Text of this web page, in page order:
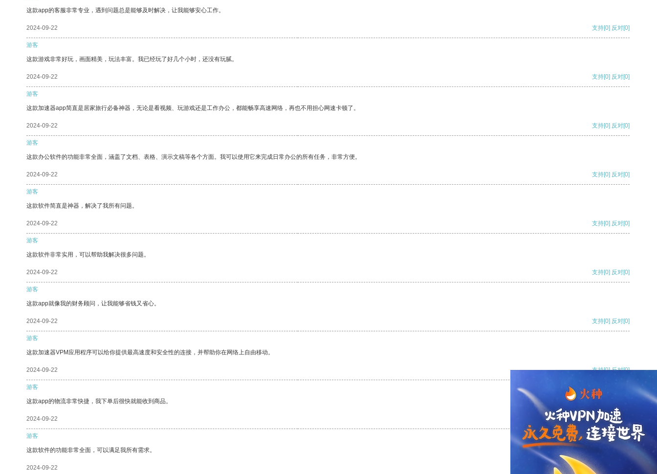
这款app的客服非常专业，遇到问题总是能够及时解决，让我能够安心工作。
2024-09-22 支持[0] 反对[0]
游客
这款游戏非常好玩，画面精美，玩法丰富。我已经玩了好几个小时，还没有玩腻。
2024-09-22 支持[0] 反对[0]
游客
这款加速器app简直是居家旅行必备神器，无论是看视频、玩游戏还是工作办公，都能畅享高速网络，再也不用担心网速卡顿了。
2024-09-22 支持[0] 反对[0]
游客
这款办公软件的功能非常全面，涵盖了文档、表格、演示文稿等各个方面。我可以使用它来完成日常办公的所有任务，非常方便。
2024-09-22 支持[0] 反对[0]
游客
这款软件简直是神器，解决了我所有问题。
2024-09-22 支持[0] 反对[0]
游客
这款软件非常实用，可以帮助我解决很多问题。
2024-09-22 支持[0] 反对[0]
游客
这款app就像我的财务顾问，让我能够省钱又省心。
2024-09-22 支持[0] 反对[0]
游客
这款加速器VPM应用程序可以给你提供最高速度和安全性的连接，并帮助你在网络上自由移动。
2024-09-22 支持[0] 反对[0]
游客
这款app的物流非常快捷，我下单后很快就能收到商品。
2024-09-22 支持[0] 反对
游客
这款软件的功能非常全面，可以满足我所有需求。
2024-09-22 支持